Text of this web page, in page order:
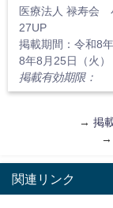
医療法人 禄寿会
27UP
掲載期間：令和8
8年8月25日（火）
掲載有効期限：
→ 掲
→
関連リンク